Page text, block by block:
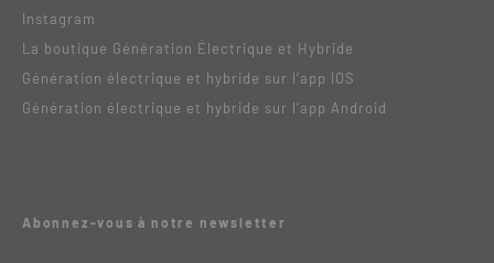
Instagram
La boutique Génération Électrique et Hybride
Génération électrique et hybride sur l’app IOS
Génération électrique et hybride sur l’app Android
Abonnez-vous à notre newsletter